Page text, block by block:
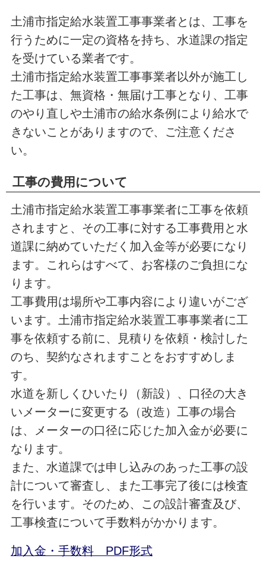
土浦市指定給水装置工事事業者とは、工事を
行うために一定の資格を持ち、水道課の指定
を受けている業者です。
土浦市指定給水装置工事事業者以外が施工し
た工事は、無資格・無届け工事となり、工事
のやり直しや土浦市の給水条例により給水で
きないことがありますので、ご注意くださ
い。
工事の費用について
土浦市指定給水装置工事事業者に工事を依頼
されますと、その工事に対する工事費用と水
道課に納めていただく加入金等が必要になり
ます。これらはすべて、お客様のご負担にな
ります。
工事費用は場所や工事内容により違いがござ
います。土浦市指定給水装置工事事業者に工
事を依頼する前に、見積りを依頼・検討した
のち、契約なされますことをおすすめしま
す。
水道を新しくひいたり（新設）、口径の大き
いメーターに変更する（改造）工事の場合
は、メーターの口径に応じた加入金が必要に
なります。
また、水道課では申し込みのあった工事の設
計について審査し、また工事完了後には検査
を行います。そのため、この設計審査及び、
工事検査について手数料がかかります。
加入金・手数料 PDF形式